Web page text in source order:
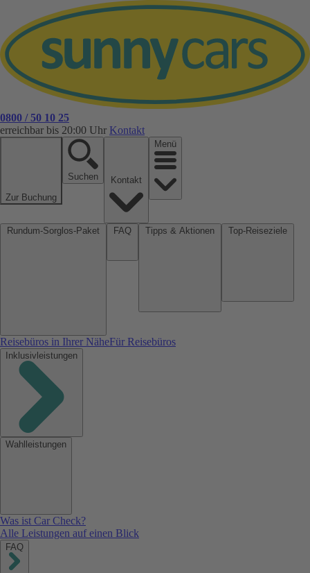
0800 / 50 10 25
erreichbar bis 20:00 Uhr Kontakt
Zur Buchung
Suchen
Menü
Reisebüros in Ihrer NäheFür Reisebüros
Inklusivleistungen
Wahlleistungen
Was ist Car Check?
Alle Leistungen auf einen Blick
FAQ